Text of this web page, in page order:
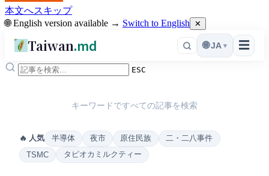
本文へスキップ
🌐 English version available → Switch to English ✕
Taiwan.md ☰
🌐 JA ▾
ESC
キーワードですべての記事を検索
🔥 人気 半導体 夜市 原住民族
二・二八事件
TSMC
タピオカミルクティー